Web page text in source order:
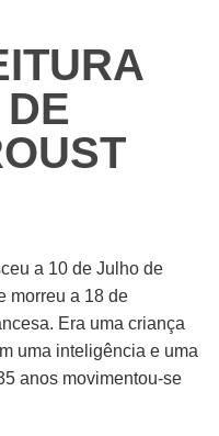
a 10 de Julho de
morreu a 18 de
Era uma criança
uma inteligência e uma
anos movimentou-se